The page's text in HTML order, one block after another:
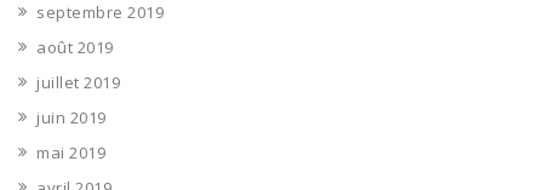
septembre 2019
août 2019
juillet 2019
juin 2019
mai 2019